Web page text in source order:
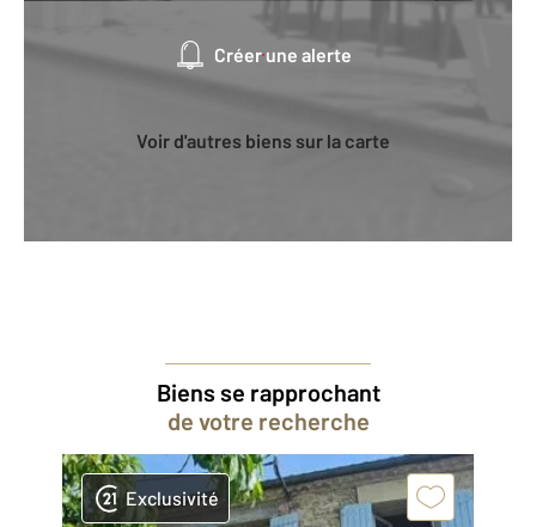
Créer une alerte
Voir d'autres biens sur la carte
Biens se rapprochant
de votre recherche
Exclusivité